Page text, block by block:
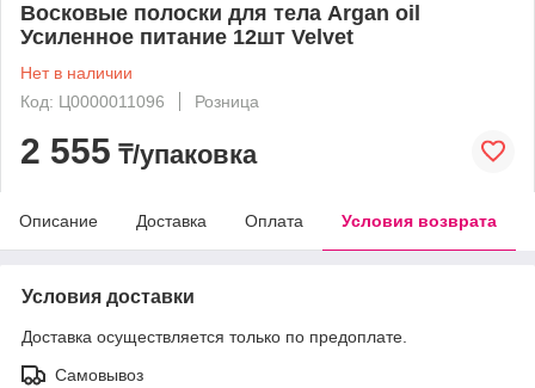
Восковые полоски для тела Argan oil
Усиленное питание 12шт Velvet
Нет в наличии
Код: Ц0000011096
Розница
2 555 ₸/упаковка
Описание Доставка Оплата Условия возврата
Условия доставки
Доставка осуществляется только по предоплате.
Самовывоз